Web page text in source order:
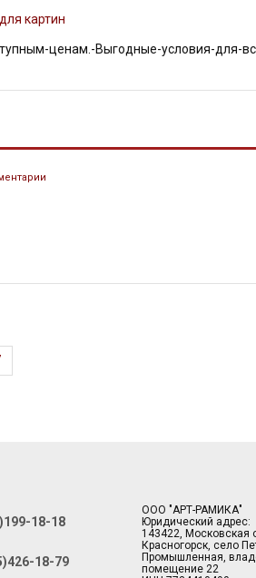
ценам.-Выгодные-условия-для-
18-18
18-79
ООО "АРТ-РАМИКА"
Юридический адрес:
143422, Московская
Красногорск, село
Промышленная,
помещение 22